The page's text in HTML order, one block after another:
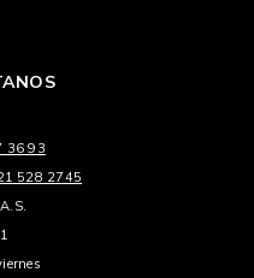
36 93
528 2745